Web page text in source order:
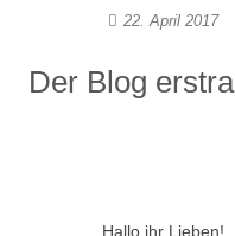
22. April 2017
Der Blog
Hallo ihr Lieben!